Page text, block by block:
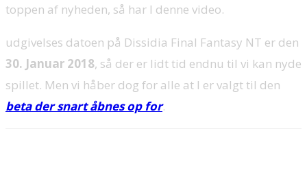
toppen af nyheden, så har I denne video.
udgivelses datoen på Dissidia Final Fantasy NT er den
30. Januar 2018, så der er lidt tid endnu til vi kan nyde
spillet. Men vi håber dog for alle at I er valgt til den
beta der snart åbnes op for.